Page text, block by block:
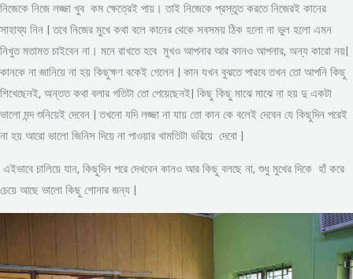
নিজেকে নিজে লজ্জা খুব কম ক্ষেত্রেই পায়। তাই নিজেকে প্রস্তুত করতে নিজেরই কানের
সাহায্য নিন | তবে নিজের মুখে কথা বলে কানের থেকে সবসময় ঠিক হলো না ভুল হলো এমন
নিখুত মতামত চাইবেন না। মনে রাখতে হবে মুখও আপনার আর কানও আপনার, অন্য কারো নয়|
কানকে না জানিয়ে না হয় কিছুক্ষণ বকেই গেলেন | কান যখন বুঝতে পারবে তখন তো আপনি কিছু
শিখেছেনই, অন্তত কথা বলার গতিটা তো পেয়েছেনই| কিছু কিছু মাঝে মাঝে না হয় দু একটা
ভালো মন্দ শুনিয়েই দেবেন | তখনো যদি লজ্জা না যায় তো কান কে বলেই দেবেন যে কিছুদিন পরেই
না হয় আরো ভালো জিনিস দিয়ে না পাওয়ার খামতিটা ভরিয়ে দেবো |
এইভাবে চালিয়ে যান, কিছুদিন পরে দেখবেন কানও আর কিছু বলছে না, শুধু মুখের দিকে হাঁ করে
চেয়ে আছে ভালো কিছু শোনার জন্য |